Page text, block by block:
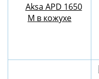
Aksa APD 1650
M в кожухе